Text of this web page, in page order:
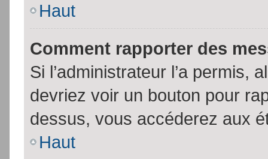
Haut
Comment rapporter des
Si l’administrateur l’a permis,
devriez voir un bouton pour
dessus, vous accéderez aux
Haut